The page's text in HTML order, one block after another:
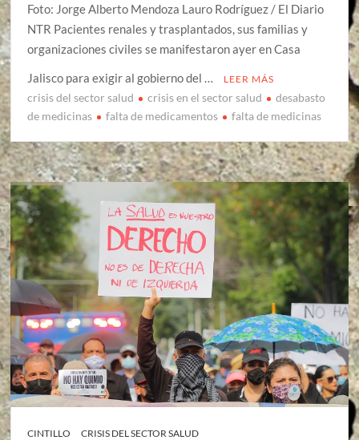
Foto: Jorge Alberto Mendoza Lauro Rodríguez / El Diario
NTR Pacientes renales y trasplantados, sus familias y
organizaciones civiles se manifestaron ayer en Casa
Jalisco para exigir al gobierno del …
LEER MÁS
crisis del sector salud crisis en el sector salud
desabasto
de medicinas
falta de medicamentos falta de medicinas
CINTILLO
CRISIS DEL SECTOR SALUD